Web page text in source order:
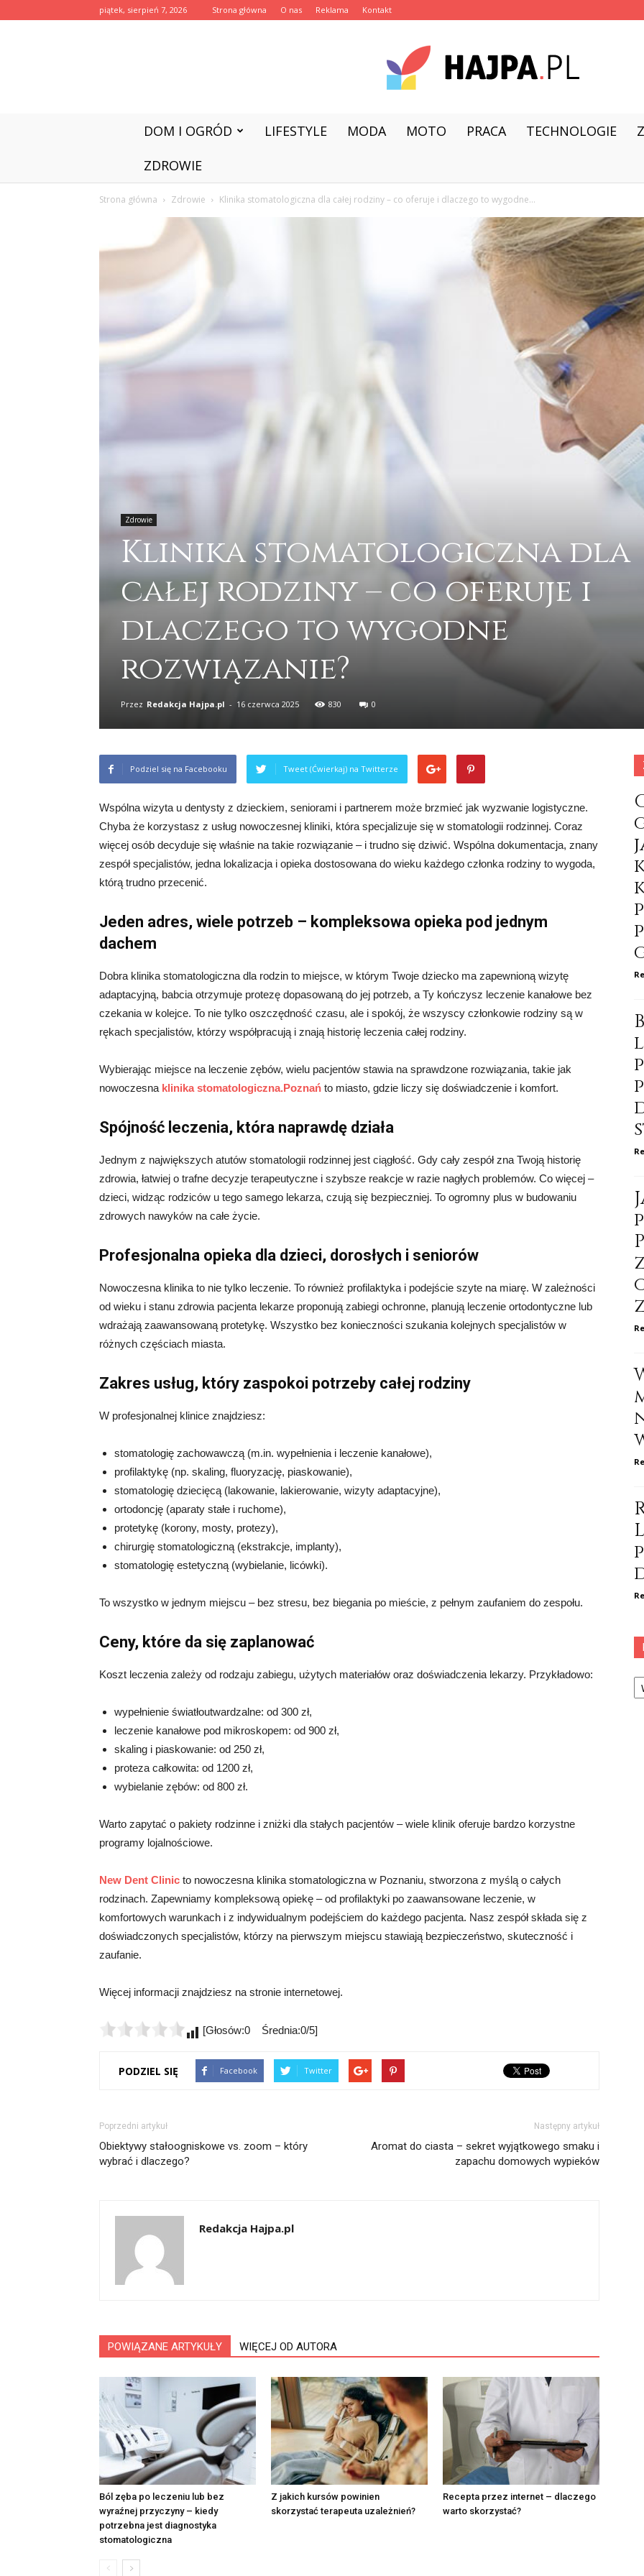
piątek, sierpień 7, 2026 Strona główna O nas Reklama Kontakt
hajpa.pl
DOM I OGRÓD LIFESTYLE MODA MOTO PRACA TECHNOLOGIE
ZDROWIE
Strona główna Zdrowie Klinika stomatologiczna dla całej rodziny – co oferuje i dlaczego to wygodne...
Zdrowie
Klinika stomatologiczna dla
całej rodziny – co oferuje i
dlaczego to wygodne
rozwiązanie?
Przez Redakcja Hajpa.pl - 16 czerwca 2025 830 0
Podziel się na Facebooku Tweet (Ćwierkaj) na Twitterze
Wspólna wizyta u dentysty z dzieckiem, seniorami i partnerem może brzmieć jak wyzwanie logistyczne.
Chyba że korzystasz z usług nowoczesnej kliniki, która specjalizuje się w stomatologii rodzinnej. Coraz
więcej osób decyduje się właśnie na takie rozwiązanie – i trudno się dziwić. Wspólna dokumentacja, znany
zespół specjalistów, jedna lokalizacja i opieka dostosowana do wieku każdego członka rodziny to wygoda,
którą trudno przecenić.
Jeden adres, wiele potrzeb – kompleksowa opieka pod jednym
dachem
Dobra klinika stomatologiczna dla rodzin to miejsce, w którym Twoje dziecko ma zapewnioną wizytę
adaptacyjną, babcia otrzymuje protezę dopasowaną do jej potrzeb, a Ty kończysz leczenie kanałowe bez
czekania w kolejce. To nie tylko oszczędność czasu, ale i spokój, że wszyscy członkowie rodziny są w
rękach specjalistów, którzy współpracują i znają historię leczenia całej rodziny.
Wybierając miejsce na leczenie zębów, wielu pacjentów stawia na sprawdzone rozwiązania, takie jak
nowoczesna klinika stomatologiczna.Poznań to miasto, gdzie liczy się doświadczenie i komfort.
Spójność leczenia, która naprawdę działa
Jednym z największych atutów stomatologii rodzinnej jest ciągłość. Gdy cały zespół zna Twoją historię
zdrowia, łatwiej o trafne decyzje terapeutyczne i szybsze reakcje w razie nagłych problemów. Co więcej –
dzieci, widząc rodziców u tego samego lekarza, czują się bezpieczniej. To ogromny plus w budowaniu
zdrowych nawyków na całe życie.
Profesjonalna opieka dla dzieci, dorosłych i seniorów
Nowoczesna klinika to nie tylko leczenie. To również profilaktyka i podejście szyte na miarę. W zależności
od wieku i stanu zdrowia pacjenta lekarze proponują zabiegi ochronne, planują leczenie ortodontyczne lub
wdrażają zaawansowaną protetykę. Wszystko bez konieczności szukania kolejnych specjalistów w
różnych częściach miasta.
Zakres usług, który zaspokoi potrzeby całej rodziny
W profesjonalnej klinice znajdziesz:
stomatologię zachowawczą (m.in. wypełnienia i leczenie kanałowe),
profilaktykę (np. skaling, fluoryzację, piaskowanie),
stomatologię dziecięcą (lakowanie, lakierowanie, wizyty adaptacyjne),
ortodoncję (aparaty stałe i ruchome),
protetykę (korony, mosty, protezy),
chirurgię stomatologiczną (ekstrakcje, implanty),
stomatologię estetyczną (wybielanie, licówki).
To wszystko w jednym miejscu – bez stresu, bez biegania po mieście, z pełnym zaufaniem do zespołu.
Ceny, które da się zaplanować
Koszt leczenia zależy od rodzaju zabiegu, użytych materiałów oraz doświadczenia lekarzy. Przykładowo:
wypełnienie światłoutwardzalne: od 300 zł,
leczenie kanałowe pod mikroskopem: od 900 zł,
skaling i piaskowanie: od 250 zł,
proteza całkowita: od 1200 zł,
wybielanie zębów: od 800 zł.
Warto zapytać o pakiety rodzinne i zniżki dla stałych pacjentów – wiele klinik oferuje bardzo korzystne
programy lojalnościowe.
New Dent Clinic to nowoczesna klinika stomatologiczna w Poznaniu, stworzona z myślą o całych
rodzinach. Zapewniamy kompleksową opiekę – od profilaktyki po zaawansowane leczenie, w
komfortowych warunkach i z indywidualnym podejściem do każdego pacjenta. Nasz zespół składa się z
doświadczonych specjalistów, którzy na pierwszym miejscu stawiają bezpieczeństwo, skuteczność i
zaufanie.
Więcej informacji znajdziesz na stronie internetowej.
[Głosów:0 Średnia:0/5]
PODZIEL SIĘ Facebook Twitter
Poprzedni artykuł
Obiektywy stałoogniskowe vs. zoom – który
wybrać i dlaczego?
Następny artykuł
Aromat do ciasta – sekret wyjątkowego smaku i
zapachu domowych wypieków
Redakcja Hajpa.pl
POWIĄZANE ARTYKUŁY WIĘCEJ OD AUTORA
Ból zęba po leczeniu lub bez
wyraźnej przyczyny – kiedy
potrzebna jest diagnostyka
stomatologiczna
Z jakich kursów powinien
skorzystać terapeuta uzależnień?
Recepta przez internet – dlaczego
warto skorzystać?